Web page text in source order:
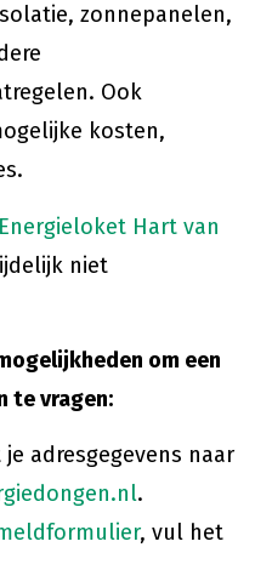
zonnepanelen,
Ook
kosten,
Energieloket Hart van
niet
om een
te vragen:
adresgegevens naar
.
, vul het